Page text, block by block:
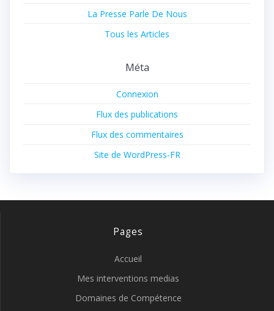
La Presse Parle De Nous
Tous les Articles
Méta
Connexion
Flux des publications
Flux des commentaires
Site de WordPress-FR
Pages
Accueil
Mes interventions medias
Domaines de Compétence